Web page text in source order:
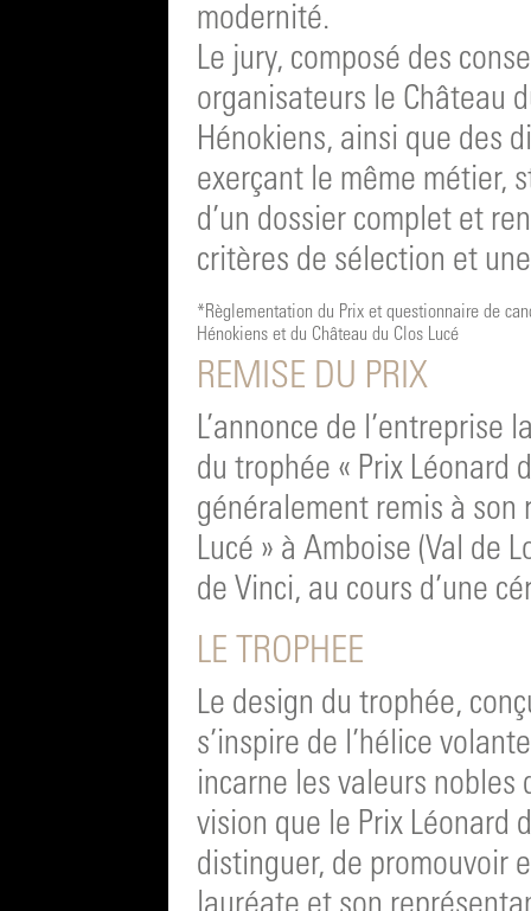
modernité.
Le jury, composé des
organisateurs le Château
Hénokiens, ainsi que des
exerçant le même métier,
d’un dossier complet et
critères de sélection et
*Règlementation du Prix et questionnaire de
Hénokiens et du Château du Clos Lucé
REMISE DU PRIX
L’annonce de
du trophée « Prix Léonard
généralement remis à son
Lucé » à Amboise (Val de
de Vinci, au cours d’une
LE TROPHEE
Le design du trophée,
s’inspire de l’hélice
incarne les valeurs nobles
vision que le Prix Léonard
distinguer, de promouvoir